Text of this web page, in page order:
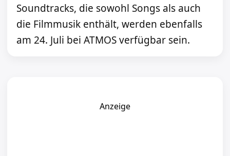
Soundtracks, die sowohl Songs als auch
die Filmmusik enthält, werden ebenfalls
am 24. Juli bei ATMOS verfügbar sein.
Anzeige